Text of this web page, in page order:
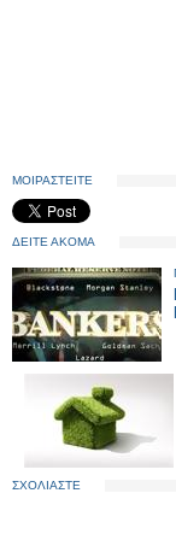
ΜΟΙΡΑΣΤΕΙΤΕ
ΔΕΙΤΕ ΑΚΟΜΑ
ΣΧΟΛΙΑΣΤΕ